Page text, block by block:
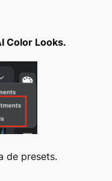
Color Looks.
de presets.